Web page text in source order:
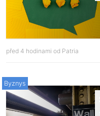
před 4 hodinami od Patria
Byznys